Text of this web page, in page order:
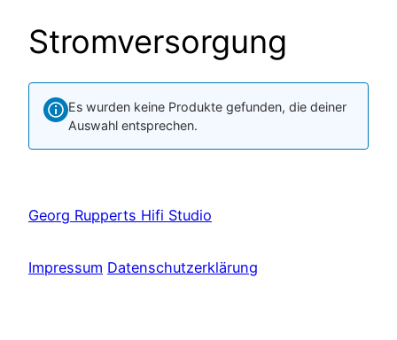
Stromversorgung
Es wurden keine Produkte gefunden, die deiner
Auswahl entsprechen.
Georg Rupperts Hifi Studio
Impressum Datenschutzerklärung